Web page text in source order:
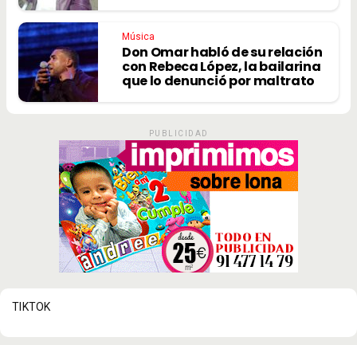
Música
Don Omar habló de su relación
con Rebeca López, la bailarina
que lo denunció por maltrato
PUBLICIDAD
TIKTOK